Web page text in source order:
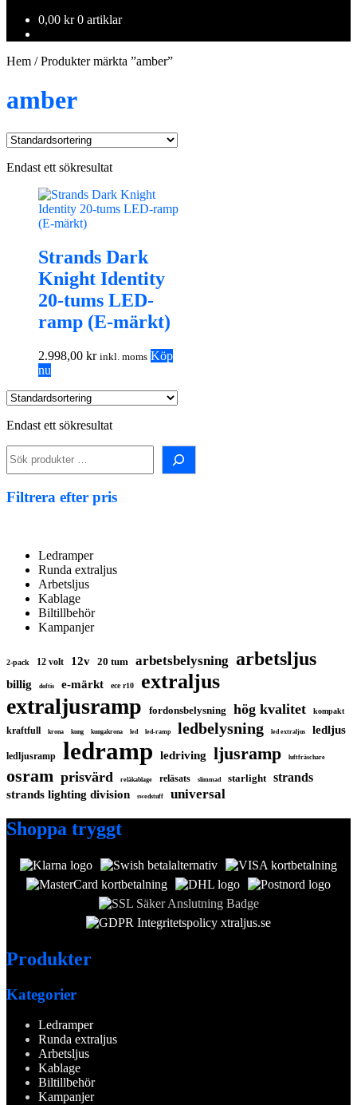
0,00 kr 0 artiklar
Hem /Produkter märkta ”amber”
amber
Endast ett sökresultat
Strands Dark
Knight Identity
20-tums LED-
ramp (E-märkt)
2.998,00 kr inkl. moms Köp
nu
Endast ett sökresultat
Filtrera efter pris
Ledramper
Runda extraljus
Arbetsljus
Kablage
Biltillbehör
Kampanjer
2-pack 12 volt 12v 20 tum arbetsbelysning arbetsljus
billig doftis e-märkt ece r10 extraljus
extraljusramp fordonsbelysning hög kvalitet kompakt
kraftfull krona kung kungakrona led led-ramp ledbelysning led extraljus ledljus
ledljusramp ledramp ledriving ljusramp luftfräschare
osram prisvärd reläkablage reläsats slimmad starlight strands
strands lighting division swedstuff universal
Shoppa tryggt
Produkter
Kategorier
Ledramper
Runda extraljus
Arbetsljus
Kablage
Biltillbehör
Kampanjer